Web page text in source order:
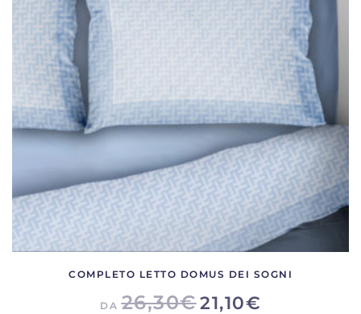
COMPLETO LETTO DOMUS DEI SOGNI
DA26,30€21,10€